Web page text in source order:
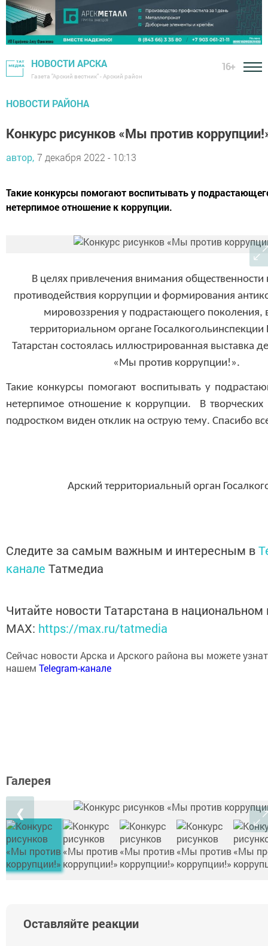
НОВОСТИ АРСКА
Газета "Арский вестник" - Арский район
16+
НОВОСТИ РАЙОНА
Конкурс рисунков «Мы против
автор, 7 декабря 2022 - 10:13
Такие конкурсы помогают воспитывать у
нетерпимое отношение к коррупции.
В целях привлечения внимания общественности
противодействия коррупции и формирования
мировоззрения у подрастающего поколения,
территориальном органе Госалкогольинспекции
Татарстан состоялась иллюстрированная выставка
«Мы против коррупции!».
Такие конкурсы помогают воспитывать у
нетерпимое отношение к коррупции. В творческих
подростком виден отклик на острую тему. Спасибо
Арский территориальный орган
Следите за самым важным и интересным в
канале Татмедиа
Читайте новости Татарстана в
MАХ: https://max.ru/tatmedia
Сейчас новости Арска и Арского района вы можете
нашем Telegram-канале
Галерея
❮
Оставляйте реакции